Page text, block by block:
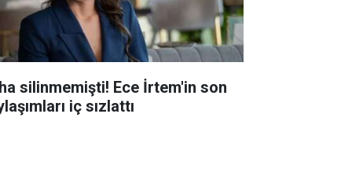
silinmemişti! Ece İrtem'in son
iç sızlattı